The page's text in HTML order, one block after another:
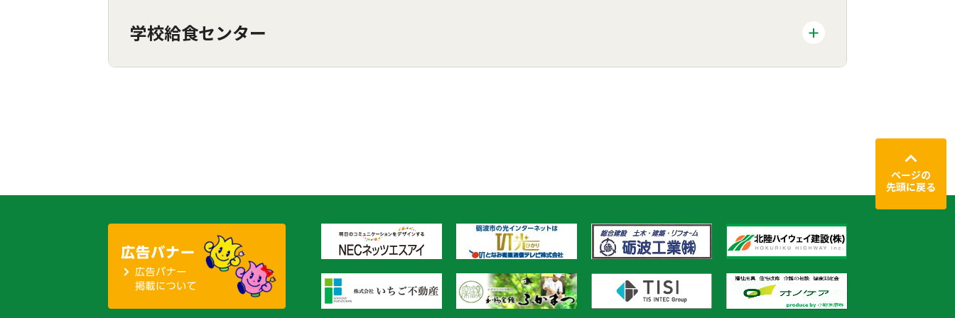
学校給食センター
ページの
先頭に戻る